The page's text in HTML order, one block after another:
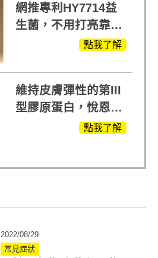
網推專利HY7714益
生菌，不用打亮靠養
點我了解
維持皮膚彈性的第III
型膠原蛋白，悅恩詩
給予寶寶般的肌膚感
點我了解
2022/08/29
常見症狀